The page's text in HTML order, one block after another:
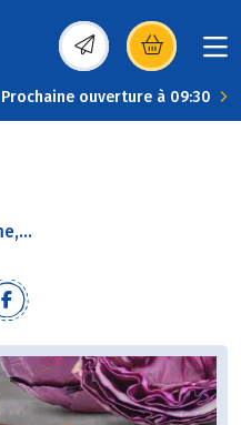
(s’ouvre dans une
Prochaine ouverture à 09:30